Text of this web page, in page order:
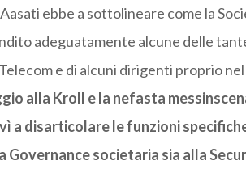
ebbe a sottolineare come la
adeguatamente alcune delle
e di alcuni dirigenti proprio
alla Kroll e la nefasta
a disarticolare le funzioni
Governance societaria sia alla